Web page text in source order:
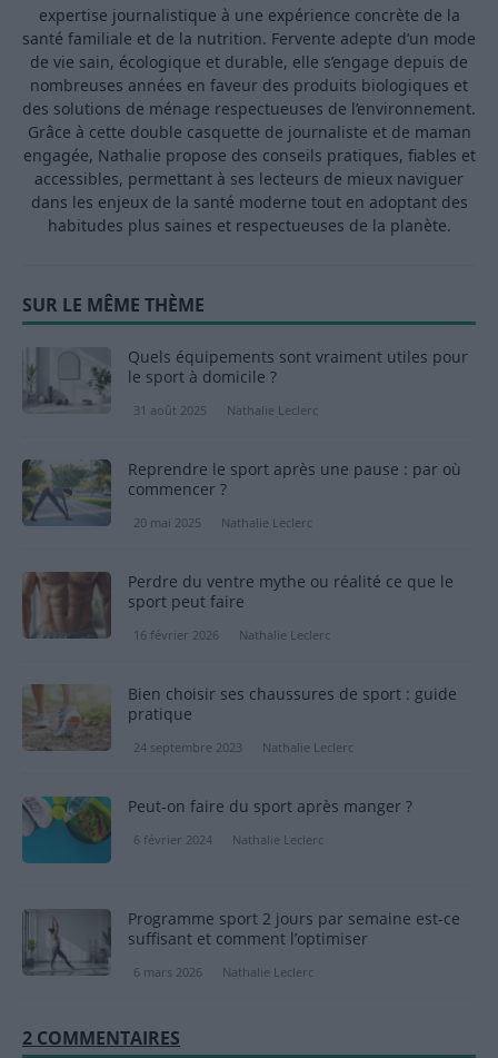
expertise journalistique à une expérience concrète de la
santé familiale et de la nutrition. Fervente adepte d’un mode
de vie sain, écologique et durable, elle s’engage depuis de
nombreuses années en faveur des produits biologiques et
des solutions de ménage respectueuses de l’environnement.
Grâce à cette double casquette de journaliste et de maman
engagée, Nathalie propose des conseils pratiques, fiables et
accessibles, permettant à ses lecteurs de mieux naviguer
dans les enjeux de la santé moderne tout en adoptant des
habitudes plus saines et respectueuses de la planète.
SUR LE MÊME THÈME
Quels équipements sont vraiment utiles pour
le sport à domicile ?
31 août 2025 Nathalie Leclerc
Reprendre le sport après une pause : par où
commencer ?
20 mai 2025 Nathalie Leclerc
Perdre du ventre mythe ou réalité ce que le
sport peut faire
16 février 2026 Nathalie Leclerc
Bien choisir ses chaussures de sport : guide
pratique
24 septembre 2023 Nathalie Leclerc
Peut-on faire du sport après manger ?
6 février 2024 Nathalie Leclerc
Programme sport 2 jours par semaine est-ce
suffisant et comment l’optimiser
6 mars 2026 Nathalie Leclerc
2 COMMENTAIRES